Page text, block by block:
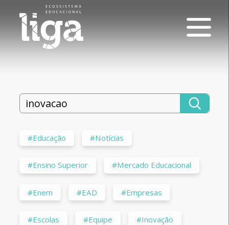
#Educação #Notícias
#Ensino Superior #Mercado Educacional
#Enem #EAD #Empresas
#Escolas #Equipe #Inovação